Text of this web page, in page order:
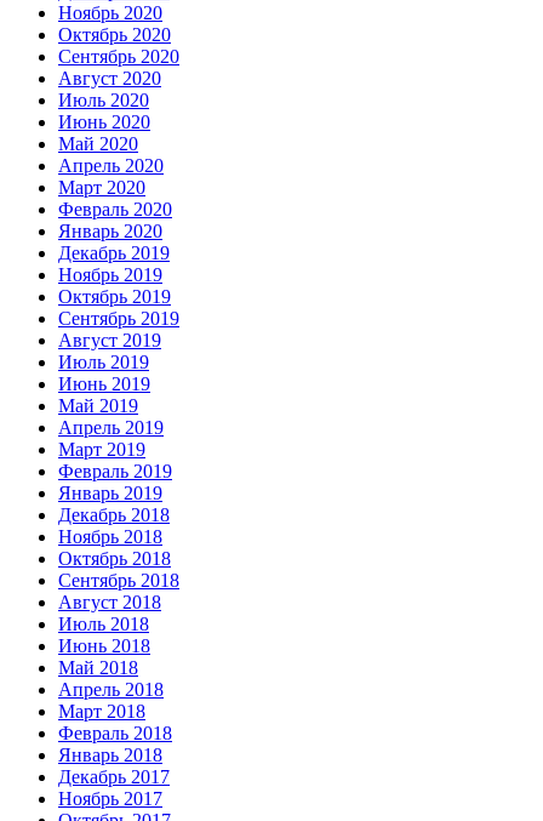
Ноябрь 2020
Октябрь 2020
Сентябрь 2020
Август 2020
Июль 2020
Июнь 2020
Май 2020
Апрель 2020
Март 2020
Февраль 2020
Январь 2020
Декабрь 2019
Ноябрь 2019
Октябрь 2019
Сентябрь 2019
Август 2019
Июль 2019
Июнь 2019
Май 2019
Апрель 2019
Март 2019
Февраль 2019
Январь 2019
Декабрь 2018
Ноябрь 2018
Октябрь 2018
Сентябрь 2018
Август 2018
Июль 2018
Июнь 2018
Май 2018
Апрель 2018
Март 2018
Февраль 2018
Январь 2018
Декабрь 2017
Ноябрь 2017